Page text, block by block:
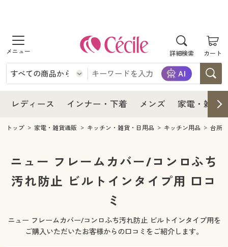
詳細検索 カート
商品を探す
レディース
レディースファッション
インナー・下着
インナー・下着通販すべて
メンズ下着
メンズ
メンズファッション
家電・雑貨すべて
寝具・インテリア・家具
レディース インナー・下着 メンズ 家電・雑貨
レディース
レディース通販すべて
レディースファッション
インナー・下着
インナー・下着通販すべて
ジュニア・ティーンズ下着
メンズ
メンズ下着
家電
寝具・インテリア・家具通販すべて
寝具・ベッド
美容・健康
美容・健康・サプリメント
制服・スクールすべて
大きいサイズ
トップ 家電・雑貨通販 キッチン・雑貨・日用品 キッチン用品 台所
ニュー フレームカバー/コンロふち
汚れ防止 ビルトインタイプ用 口コ
ミ
ニュー フレームカバー/コンロふち汚れ防止 ビルトインタイプ用を
ご購入いただいたお客様からの口コミをご紹介します。